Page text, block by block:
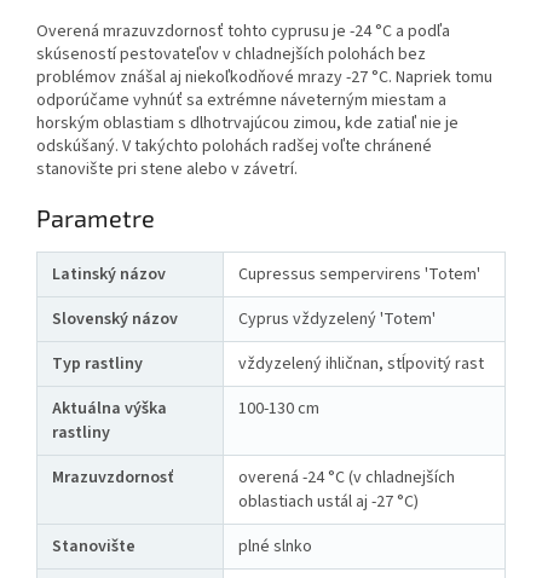
Overená mrazuvzdornosť tohto cyprusu je -24 °C a podľa
skúseností pestovateľov v chladnejších polohách bez
problémov znášal aj niekoľkodňové mrazy -27 °C. Napriek tomu
odporúčame vyhnúť sa extrémne náveterným miestam a
horským oblastiam s dlhotrvajúcou zimou, kde zatiaľ nie je
odskúšaný. V takýchto polohách radšej voľte chránené
stanovište pri stene alebo v závetrí.
Parametre
Latinský názov
Cupressus sempervirens 'Totem'
Slovenský názov
Cyprus vždyzelený 'Totem'
Typ rastliny
vždyzelený ihličnan, stĺpovitý rast
Aktuálna výška
rastliny
100-130 cm
Mrazuvzdornosť
overená -24 °C (v chladnejších
oblastiach ustál aj -27 °C)
Stanovište
plné slnko